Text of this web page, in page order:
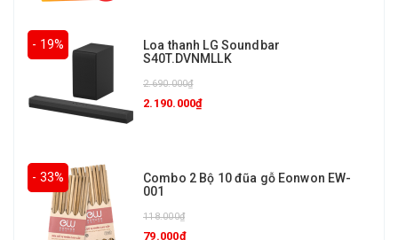
- 19%
Loa thanh LG Soundbar
S40T.DVNMLLK
2.690.000₫
2.190.000₫
- 33%
Combo 2 Bộ 10 đũa gỗ Eonwon EW-
001
118.000₫
79.000₫